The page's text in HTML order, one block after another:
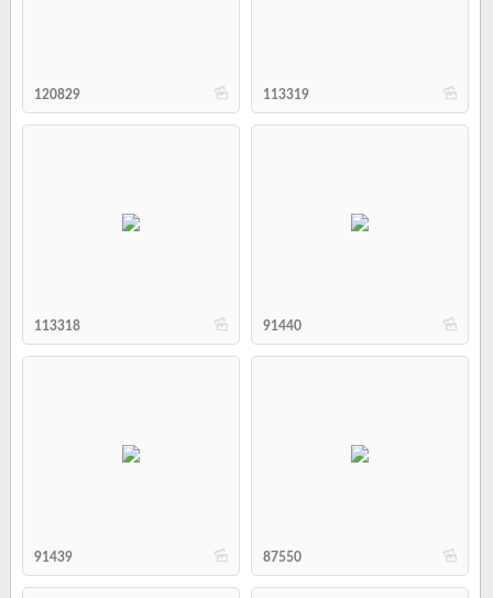
b
120829 b
113319
b
113318 b
91440
b
91439 b
87550